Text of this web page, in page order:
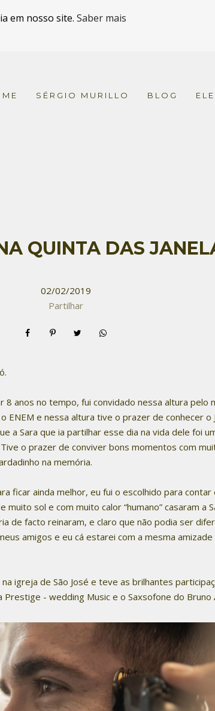
em nosso site. Saber mais
SÉRGIO MURILLO BLOG
QUINTA DAS
02/02/2019
Partilhar
anos no tempo, fui convidado nessa altura pelo
ENEM e nessa altura tive o prazer de conhecer o
a Sara que ia partilhar esse dia na vida dele foi
o prazer de conviver bons momentos com
na memória.
ficar ainda melhor, eu fui o escolhido para
sol e com muito calor “humano” casaram a
de facto reinaram, e claro que não podia ser
amigos e eu cá estarei com a mesma
igreja de São José e teve as brilhantes
- wedding Music e o Saxsofone do Bruno